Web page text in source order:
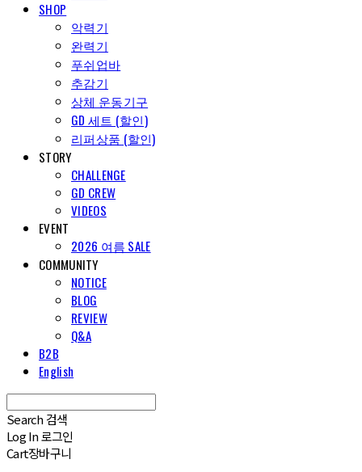
SHOP
악력기
완력기
푸쉬업바
추감기
상체 운동기구
GD 세트 (할인)
리퍼상품 (할인)
STORY
CHALLENGE
GD CREW
VIDEOS
EVENT
2026 여름 SALE
COMMUNITY
NOTICE
BLOG
REVIEW
Q&A
B2B
English
Search 검색
Log In로그인
Cart장바구니